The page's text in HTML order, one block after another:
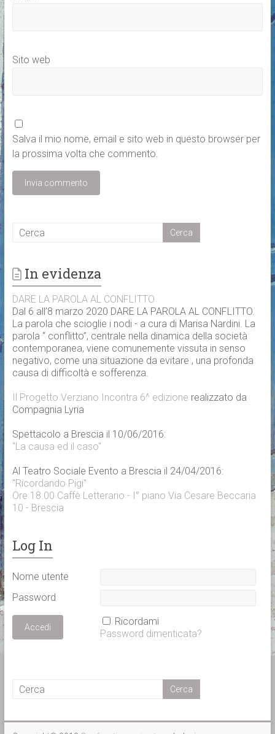
Sito web
Salva il mio nome, email e sito web in questo browser per
la prossima volta che commento.
In evidenza
DARE LA PAROLA AL CONFLITTO
Dal 6 all’8 marzo 2020 DARE LA PAROLA AL CONFLITTO.
La parola che scioglie i nodi - a cura di Marisa Nardini. La
parola “ conflitto”, centrale nella dinamica della società
contemporanea, viene comunemente vissuta in senso
negativo, come una situazione da evitare , una profonda
causa di difficoltà e sofferenza.
Il Progetto Verziano Incontra 6^ edizione realizzato da
Compagnia Lyria
Spettacolo a Brescia il 10/06/2016:
"La causa ed il caso"
Al Teatro Sociale Evento a Brescia il 24/04/2016:
"Ricordando Pigi"
Ore 18.00 Caffè Letterario - I° piano Via Cesare Beccaria
10 - Brescia
Log In
Nome utente
Password
Ricordami
Password dimenticata?